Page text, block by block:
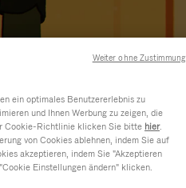
ein optimales Benutzererlebnis zu
und Ihnen Werbung zu zeigen, die
Cookie-Richtlinie klicken Sie bitte hier.
von Cookies ablehnen, indem Sie auf
akzeptieren, indem Sie "Akzeptieren
Einstellungen ändern" klicken.
Weiter ohne Zustimmung